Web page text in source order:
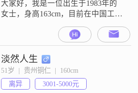
大家好，我是一位出生于1983年的
女士，身高163cm，目前在中国工
##3002##我的学历是高中及以下，
但我一直保持着学习的热情，努力
提升自己##3002##我性格温和，善
解人意，总是愿意倾听他人的心
声，理解他人的感受##3002##在生
活中，我温柔体贴，善于照顾他
淡然人生
51岁  |  贵州铜仁  |  160cm
离异
3001-5000元